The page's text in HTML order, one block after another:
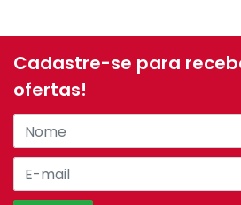
Cadastre-se para
ofertas!